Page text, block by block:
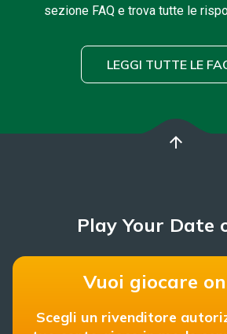
sezione FAQ e trova tutte le
LEGGI TUTTE LE
arrow_upward
Play Your Date
Vuoi giocare
Scegli un rivenditore